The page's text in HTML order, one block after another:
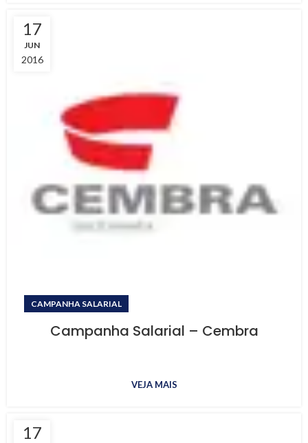
17
JUN
2016
CAMPANHA SALARIAL
Campanha Salarial – Cembra
VEJA MAIS
17